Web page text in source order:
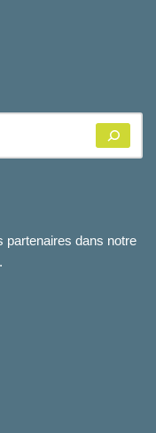
partenaires dans notre